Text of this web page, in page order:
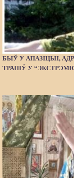
БЫЎ У АПАЗІЦЫІ,
ТРАПІЎ У